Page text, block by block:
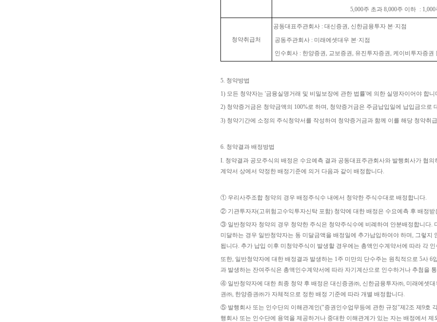
5,000주 초과 8,000주 이하 : 1,000
청약취급처
공동대표주관회사 : 대신증권, 신한금융투자 본·지점
공동주관회사 : 미래에셋대우 본·지점
인수회사 : 한양증권 교보증권, 유진투자증권, 케이비투자증권
5. 청약방법
1) 모든 청약자는 '금융실명거래 및 비밀보장에 관한 법률'에 의한 실명자이어야 합니
2) 청약증거금은 청약금액의 100%로 하며, 청약증거금은 주금납입일에 납입금으로
3) 청약기간에 소정의 주식청약서를 작성하여 청약증거금과 함께 이를 해당 청약취
6. 청약결과 배정방법
I. 청약결과 공모주식의 배정은 수요예측 결과 공동대표주관회사와 발행회사가 협
계약서 상에서 약정한 배정기준에 의거 다음과 같이 배정합니다.
① 우리사주조합 청약의 경우 배정주식수 내에서 청약한 주식수대로 배정합니다.
② 기관투자자(고위험고수익투자신탁 포함) 청약에 대한 배정은 수요예측 후 배정받
③ 일반청약자 청약의 경우 청약한 주식은 청약주식수에 비례하여 안분배정합니다.
미달하는 경우 일반청약자는 동 미달금액을 배정일에 추가납입하여야 하며, 그렇지
됩니다. 추가 납입 이후 미청약주식이 발생할 경우에는 총액인수계약서에 따라 각
또한, 일반청약자에 대한 배정결과 발생하는 1주 미만의 단수주는 원칙적으로 5사 6
과 발생하는 잔여주식은 총액인수계약서에 따라 자기계산으로 인수하거나 추첨을
④ 일반청약자에 대한 최종 청약 후 배정은 대신증권㈜, 신한금융투자㈜, 미래에셋
권㈜, 한양증권㈜가 자체적으로 정한 배정 기준에 따라 개별 배정 합니다.
⑤ 발행회사 또는 인수단의 이해관계인("증권인수업무등에 관한 규정"제2조 제9호
행회사 또는 인수단에 용역을 제공하거나 중대한 이해관계가 있는 자는 배정에서 제